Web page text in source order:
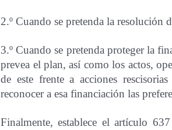
2.º Cuando se pretenda la resolución
3.º Cuando se pretenda proteger la
prevea el plan, así como los actos,
de este frente a acciones
reconocer a esa financiación las
Finalmente, establece el artículo